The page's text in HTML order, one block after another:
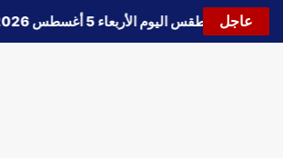
عاجل
🔵 حالة الطقس اليوم الأربعاء 5 أغسطس 2026.. استمرار انخفاض الحرارة وتحذيرات من الشبورة واضطراب الملاحة